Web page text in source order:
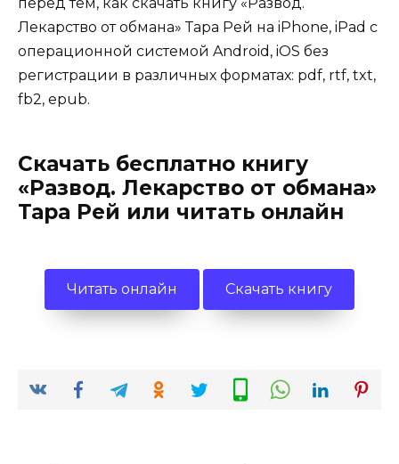
Лекарство от обмана» Тара Рей на iPhone, iPad с
операционной системой Android, iOS без
регистрации в различных форматах: pdf, rtf, txt,
fb2, epub.
Скачать бесплатно книгу
«Развод. Лекарство от обмана»
Тара Рей или читать онлайн
Читать онлайн Скачать книгу